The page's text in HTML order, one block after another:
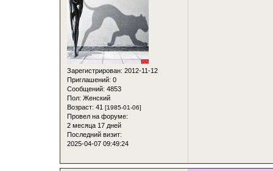
Зарегистрирован: 2012-11-12
Приглашений: 0
Сообщений: 4853
Пол: Женский
Возраст: 41 [1985-01-06]
Провел на форуме:
2 месяца 17 дней
Последний визит:
2025-04-07 09:49:24